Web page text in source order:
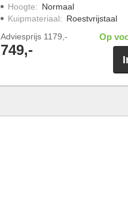
Hoogte: Normaal
Kuipmateriaal: Roestvrijstaal
Adviesprijs 1179,-
749,-
Op